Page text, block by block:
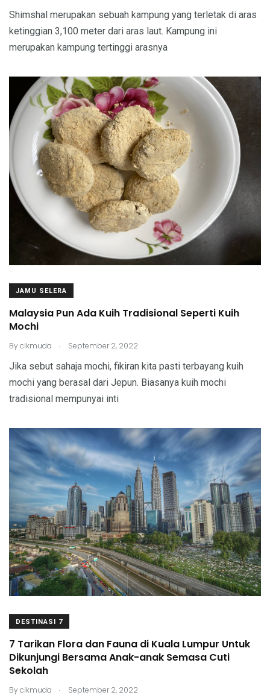
Shimshal merupakan sebuah kampung yang terletak di aras
ketinggian 3,100 meter dari aras laut. Kampung ini
merupakan kampung tertinggi arasnya
JAMU SELERA
Malaysia Pun Ada Kuih Tradisional Seperti Kuih
Mochi
Bycikmuda . September 2, 2022
Jika sebut sahaja mochi, fikiran kita pasti terbayang kuih
mochi yang berasal dari Jepun. Biasanya kuih mochi
tradisional mempunyai inti
DESTINASI 7
7 Tarikan Flora dan Fauna di Kuala Lumpur Untuk
Dikunjungi Bersama Anak-anak Semasa Cuti
Sekolah
Bycikmuda . September 2, 2022